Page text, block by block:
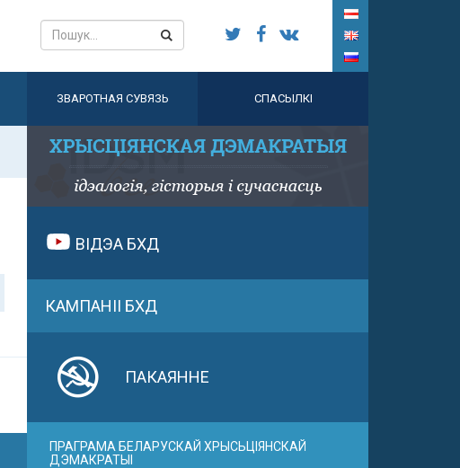
ЗВАРОТНАЯ СУВЯЗЬ СПАСЫЛКІ
ВІДЭА БХД
КАМПАНІІ БХД
ПАКАЯННЕ
ПРАГРАМА БЕЛАРУСКАЙ ХРЫСЬЦІЯНСКАЙ
ДЭМАКРАТЫІ